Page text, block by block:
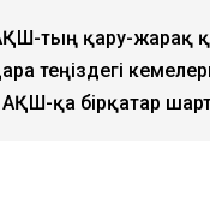
тың қару-жарақ
теңіздегі
АҚШ-қа бірқатар